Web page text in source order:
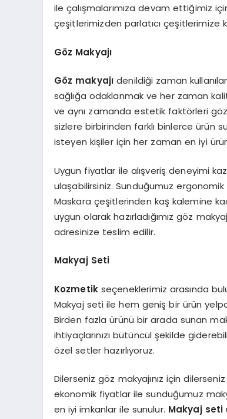
ile çalışmalarımıza devam ettiğimiz
çeşitlerimizden parlatıcı çeşitlerimize
Göz Makyajı
Göz makyajı denildiği zaman
sağlığa odaklanmak ve her zaman
ve aynı zamanda estetik faktörleri
sizlere birbirinden farklı binlerce ürün
isteyen kişiler için her zaman en iyi
Uygun fiyatlar ile alışveriş deneyimi
ulaşabilirsiniz. Sunduğumuz ergonomik
Maskara çeşitlerinden kaş kalemine
uygun olarak hazırladığımız göz
adresinize teslim edilir.
Makyaj Seti
Kozmetikseçeneklerimiz arasında
Makyaj seti ile hem geniş bir ürün
Birden fazla ürünü bir arada sunan
ihtiyaçlarınızı bütüncül şekilde
özel setler hazırlıyoruz.
Dilerseniz göz makyajınız için
ekonomik fiyatlar ile sunduğumuz
en iyi imkanlar ile sunulur. Makyaj seti